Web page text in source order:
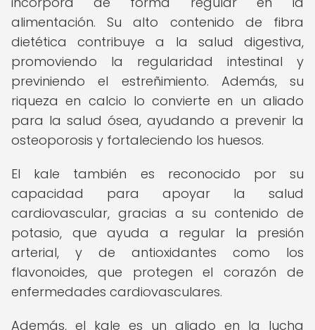
alimentación. Su alto contenido de fibra
dietética contribuye a la salud digestiva,
promoviendo la regularidad intestinal y
previniendo el estreñimiento. Además, su
riqueza en calcio lo convierte en un aliado
para la salud ósea, ayudando a prevenir la
osteoporosis y fortaleciendo los huesos.
El kale también es reconocido por su
capacidad para apoyar la salud
cardiovascular, gracias a su contenido de
potasio, que ayuda a regular la presión
arterial, y de antioxidantes como los
flavonoides, que protegen el corazón de
enfermedades cardiovasculares.
Además, el kale es un aliado en la lucha